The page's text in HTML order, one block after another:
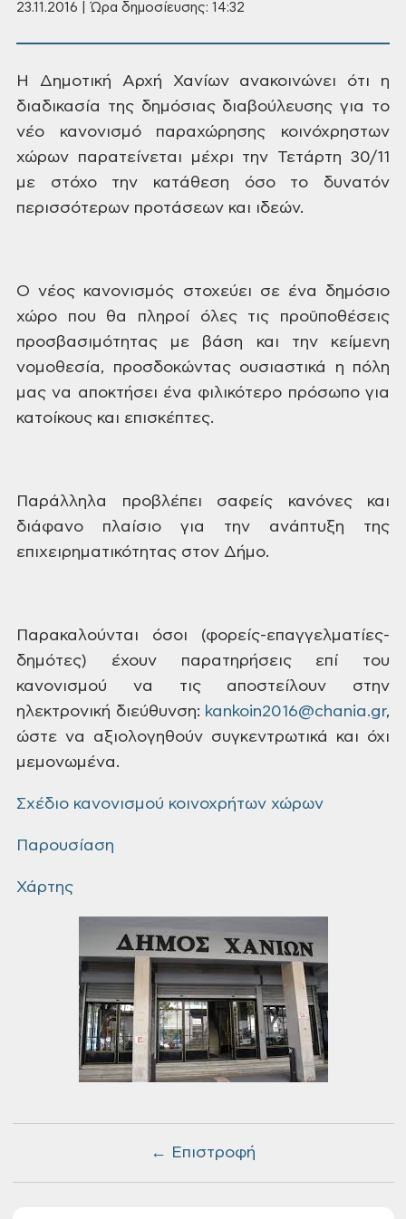
← Επιστροφή
23.11.2016 | Ώρα δημοσίευσης: 14:32
Η Δημοτική Αρχή Χανίων ανακοινώνει ότι η
διαδικασία τηςδημόσιας διαβούλευσης για το
νέο κανονισμό παραχώρησης κοινόχρηστων
χώρων παρατείνεται μέχρι την Τετάρτη 30/11
με στόχο την κατάθεση όσο το δυνατόν
περισσότερων προτάσεων και ιδεών.
Ο νέος κανονισμός στοχεύει σε ένα δημόσιο
χώρο που θα πληροί όλες τις προϋποθέσεις
προσβασιμότητας με βάση και την κείμενη
νομοθεσία, προσδοκώντας ουσιαστικά η πόλη
μας να αποκτήσει ένα φιλικότερο πρόσωπο για
κατοίκους και επισκέπτες.
Παράλληλα προβλέπει σαφείς κανόνες και
διάφανο πλαίσιο για
την ανάπτυξη της
επιχειρηματικότητας στον Δήμο.
Παρακαλούνται όσοι (φορείς-επαγγελματίες-
δημότες) έχουνπαρατηρήσεις επί του
κανονισμού να τις αποστείλουν στην
ηλεκτρονική διεύθυνση: kankoin2016@chania.gr,
ώστε να
αξιολογηθούν συγκεντρωτικά και όχι
μεμονωμένα.
Σχέδιο κανονισμού κοινοχρήτων χώρων
Παρουσίαση
Χάρτης